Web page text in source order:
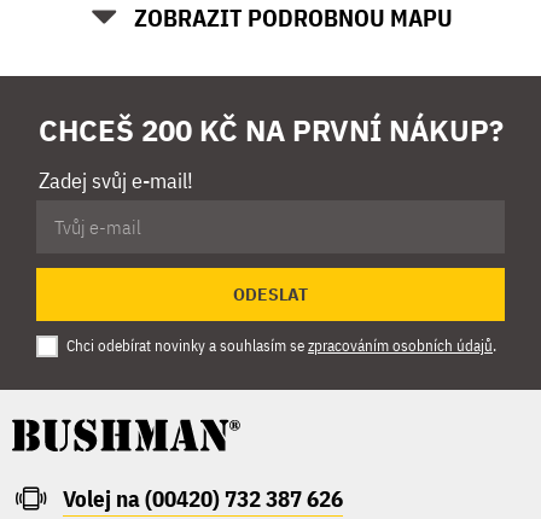
ZOBRAZIT PODROBNOU MAPU
CHCEŠ 200 KČ NA PRVNÍ NÁKUP?
Zadej svůj e-mail!
ODESLAT
Chci odebírat novinky a souhlasím sezpracováním osobních údajů.
Volej na (00420) 732 387 626